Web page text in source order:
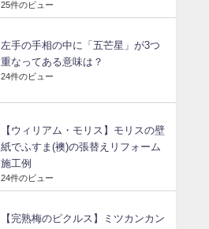
25件のビュー
左手の手相の中に「五芒星」が3つ
重なってある意味は？
24件のビュー
【ウィリアム・モリス】モリスの壁
紙でふすま(襖)の張替えリフォーム
施工例
24件のビュー
【完熟梅のピクルス】ミツカンカン